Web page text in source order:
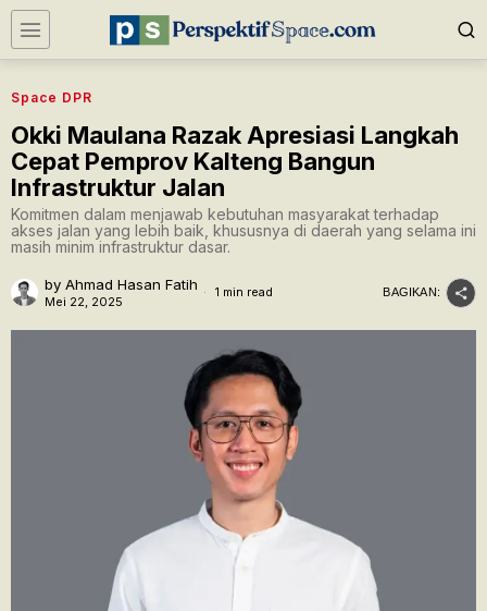
Space DPR
Okki Maulana Razak Apresiasi Langkah
Cepat Pemprov Kalteng Bangun
Infrastruktur Jalan
Komitmen dalam menjawab kebutuhan masyarakat terhadap
akses jalan yang lebih baik, khususnya di daerah yang selama ini
masih minim infrastruktur dasar.
by Ahmad Hasan Fatih
Mei 22, 2025
1 min read BAGIKAN: